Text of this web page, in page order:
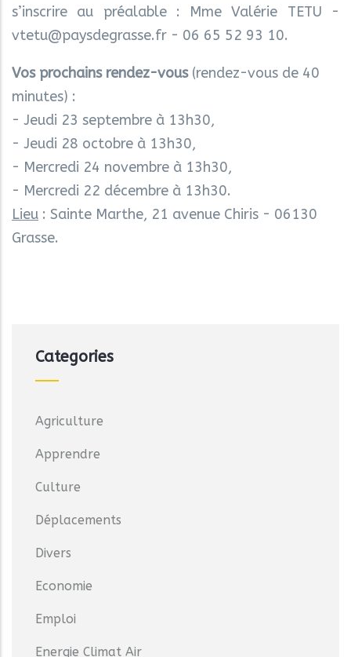
s’inscrire au préalable : Mme Valérie TETU -
vtetu@paysdegrasse.fr - 06 65 52 93 10.
Vos prochains rendez-vous(rendez-vous de 40
minutes) :
- Jeudi 23 septembre à 13h30,
- Jeudi 28 octobre à 13h30,
- Mercredi 24 novembre à 13h30,
- Mercredi 22 décembre à 13h30.
Lieu : Sainte Marthe, 21 avenue Chiris - 06130
Grasse.
Categories
Agriculture
Apprendre
Culture
Déplacements
Divers
Economie
Emploi
Energie Climat Air